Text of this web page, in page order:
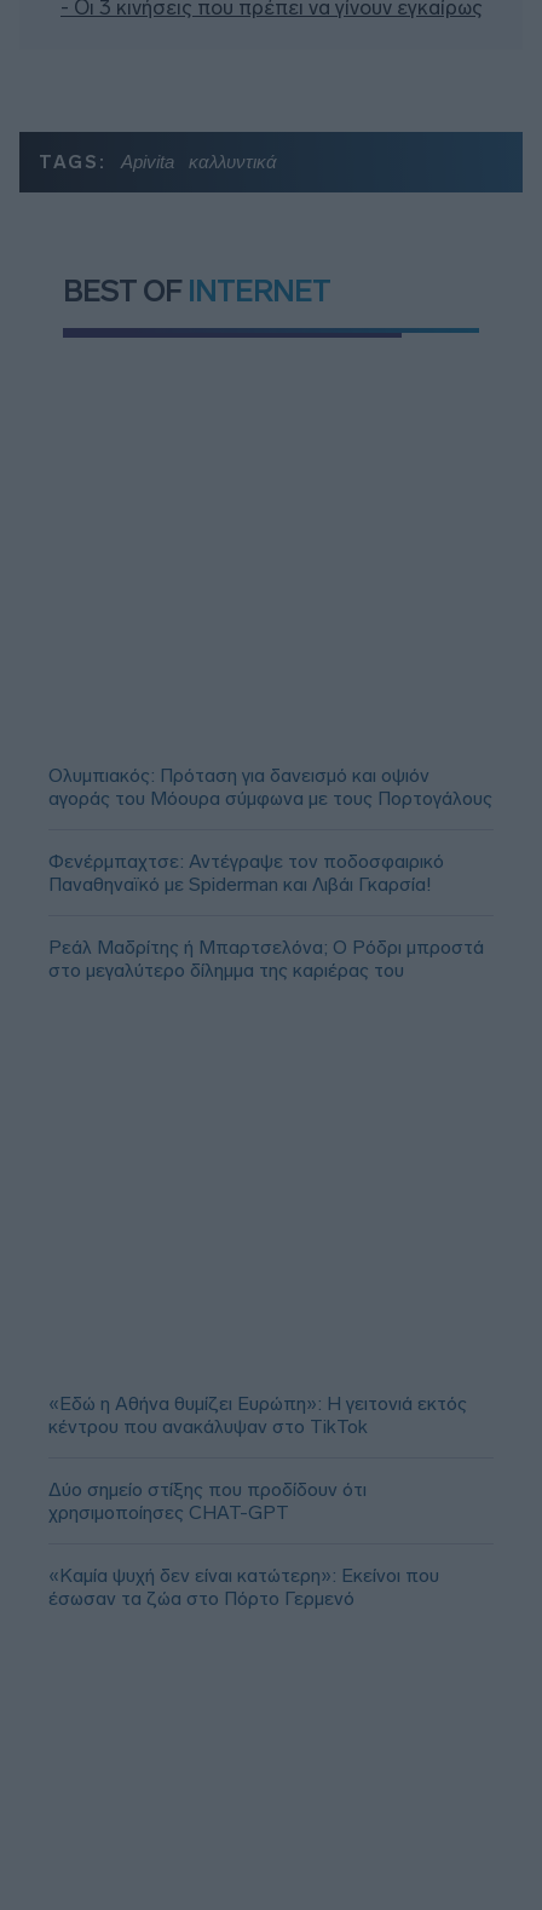
- Οι 3 κινήσεις που πρέπει να γίνουν εγκαίρως
TAGS: Apivita καλλυντικά
BEST OF INTERNET
Ολυμπιακός: Πρόταση για δανεισμό και οψιόν
αγοράς του Μόουρα σύμφωνα με τους Πορτογάλους
Φενέρμπαχτσε: Αντέγραψε τον ποδοσφαιρικό
Παναθηναϊκό με Spiderman και Λιβάι Γκαρσία!
Ρεάλ Μαδρίτης ή Μπαρτσελόνα; Ο Ρόδρι μπροστά
στο μεγαλύτερο δίλημμα της καριέρας του
«Εδώ η Αθήνα θυμίζει Ευρώπη»: H γειτονιά εκτός
κέντρου που ανακάλυψαν στο TikTok
Δύο σημείο στίξης που προδίδουν ότι
χρησιμοποίησες CHAT-GPT
«Καμία ψυχή δεν είναι κατώτερη»: Εκείνοι που
έσωσαν τα ζώα στο Πόρτο Γερμενό